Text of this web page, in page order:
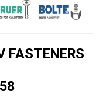
FASTENERS